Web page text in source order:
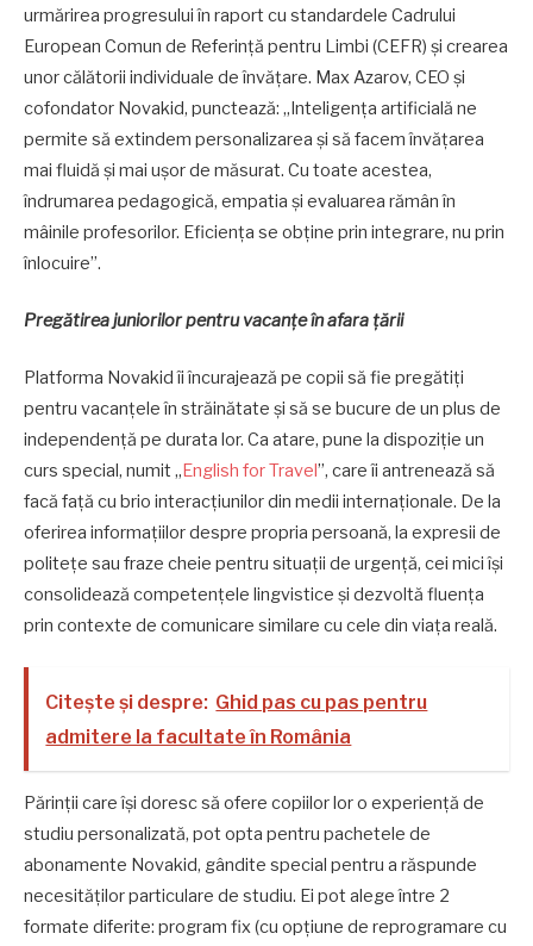
urmărirea progresului în raport cu standardele Cadrului
European Comun de Referință pentru Limbi (CEFR) și crearea
unor călătorii individuale de învățare. Max Azarov, CEO și
cofondator Novakid, punctează: „Inteligența artificială ne
permite să extindem personalizarea și să facem învățarea
mai fluidă și mai ușor de măsurat. Cu toate acestea,
îndrumarea pedagogică, empatia și evaluarea rămân în
mâinile profesorilor. Eficiența se obține prin integrare, nu prin
înlocuire”.
Pregătirea juniorilor pentru vacanțe în afara țării
Platforma Novakid îi încurajează pe copii să fie pregătiți
pentru vacanțele în străinătate și să se bucure de un plus de
independență pe durata lor. Ca atare, pune la dispoziție un
curs special, numit „English for Travel”, care îi antrenează să
facă față cu brio interacțiunilor din medii internaționale. De la
oferirea informațiilor despre propria persoană, la expresii de
politețe sau fraze cheie pentru situații de urgență, cei mici își
consolidează competențele lingvistice și dezvoltă fluența
prin contexte de comunicare similare cu cele din viața reală.
Citește și despre: Ghid pas cu pas pentru
admitere la facultate în România
Părinții care își doresc să ofere copiilor lor o experiență de
studiu personalizată, pot opta pentru pachetele de
abonamente Novakid, gândite special pentru a răspunde
necesităților particulare de studiu. Ei pot alege între 2
formate diferite: program fix (cu opțiune de reprogramare cu